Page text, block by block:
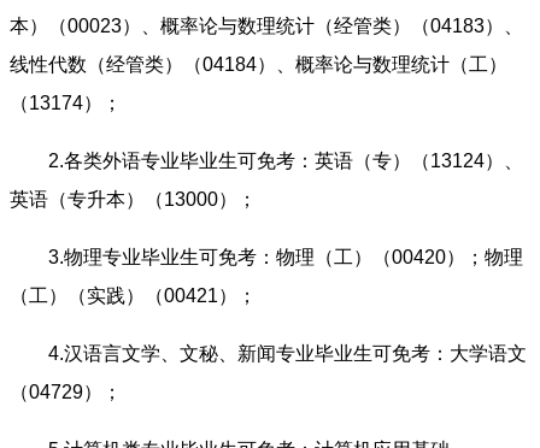
本）（00023）、概率论与数理统计（经管类）（04183）、
线性代数（经管类）（04184）、概率论与数理统计（工）
（13174）；
2.各类外语专业毕业生可免考：英语（专）（13124）、
英语（专升本）（13000）；
3.物理专业毕业生可免考：物理（工）（00420）；物理
（工）（实践）（00421）；
4.汉语言文学、文秘、新闻专业毕业生可免考：大学语文
（04729）；